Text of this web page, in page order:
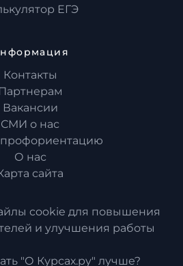
ЕГЭ
Контакты
Партнерам
Вакансии
СМИ о нас
профориентацию
О нас
сайта
cookie для повышения
и улучшения работы
"О Курсах.ру" лучше?